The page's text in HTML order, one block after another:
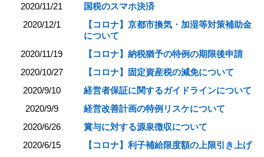
2020/11/21
国税のスマホ決済
2020/12/1
【コロナ】京都市換気・加湿等対策補助金
について
2020/11/19
【コロナ】納税猶予の特例の期限後申請
2020/10/27
【コロナ】固定資産税の減免について
2020/9/10
経営者保証に関するガイドラインについて
2020/9/9
経営改善計画の特例リスケについて
2020/6/26
賞与に対する源泉徴収について
2020/6/15
【コロナ】利子補給限度額の上限引き上げ